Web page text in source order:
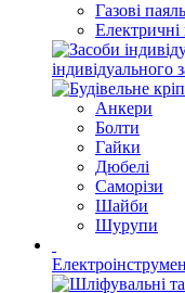
Газові
індивідуального
Анкери
Болти
Гайки
Дюбелі
Саморізи
Шайби
Шурупи